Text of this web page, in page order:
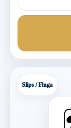
Slips / Fluga